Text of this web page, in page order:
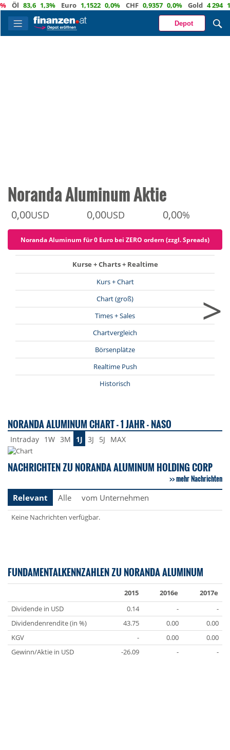
83,6 1,3% Euro 1,1522 0,0% CHF 0,9357 0,0% Gold 4 294 1,3%
Depot
Noranda Aluminum Aktie
0,00USD 0,00USD 0,00%
Noranda Aluminum für 0 Euro bei ZERO ordern (zzgl. Spreads)
Kurse + Charts + Realtime
Kurs + Chart
Chart (groß)
Times + Sales
Chartvergleich
Börsenplätze
Realtime Push
Historisch
>
NORANDA ALUMINUM CHART - 1 JAHR - NASO
Intraday 1W 3M 1J 3J 5J MAX
NACHRICHTEN ZU NORANDA ALUMINUM HOLDING CORP
mehr Nachrichten
Relevant
Alle vom Unternehmen
Keine Nachrichten verfügbar.
FUNDAMENTALKENNZAHLEN ZU NORANDA ALUMINUM
2015 2016e
2017e
Dividende in USD
0.14 -
-
Dividendenrendite (in %)
43.75 0.00
0.00
KGV
- 0.00
0.00
Gewinn/Aktie in USD
-26.09 - -